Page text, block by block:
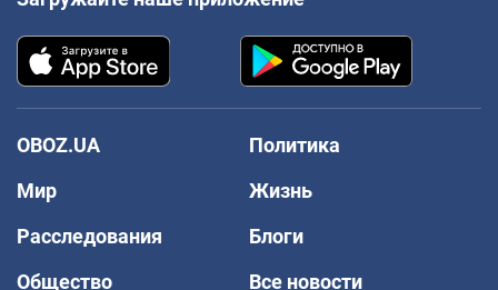
OBOZ.UA
Политика
Мир
Жизнь
Расследования
Блоги
Общество
Все новости